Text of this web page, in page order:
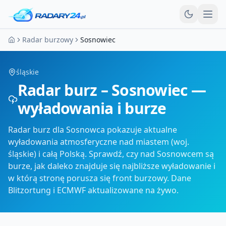
Strona główna
Radar burzowy Sosnowiec
śląskie
Radar burz – Sosnowiec —
wyładowania i burze
Radar burz dla Sosnowca pokazuje aktualne
wyładowania atmosferyczne nad miastem (woj.
śląskie) i całą Polską. Sprawdź, czy nad Sosnowcem są
burze, jak daleko znajduje się najbliższe wyładowanie i
w którą stronę porusza się front burzowy. Dane
Blitzortung i ECMWF aktualizowane na żywo.